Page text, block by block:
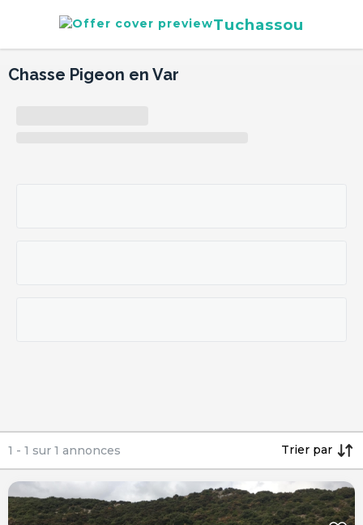
Tuchassou
Chasse Pigeon en Var
1 - 1 sur 1 annonces Trier par